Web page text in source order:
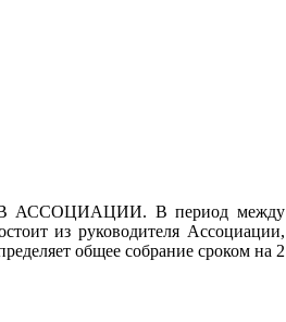
АССОЦИАЦИИ. В период между
из руководителя Ассоциации,
общее собрание сроком на 2